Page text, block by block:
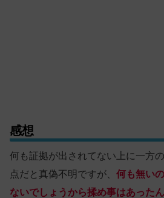
感想
何も証拠が出されてない上に一方
点だと真偽不明ですが、 何も無い
ないでしょうから揉め事はあったん